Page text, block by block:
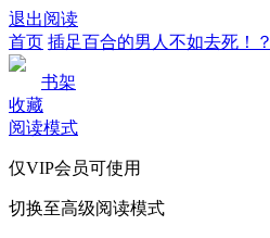
退出阅读
首页 插足百合的男人不如去死！？
书架
收藏
阅读模式
仅VIP会员可使用
切换至高级阅读模式